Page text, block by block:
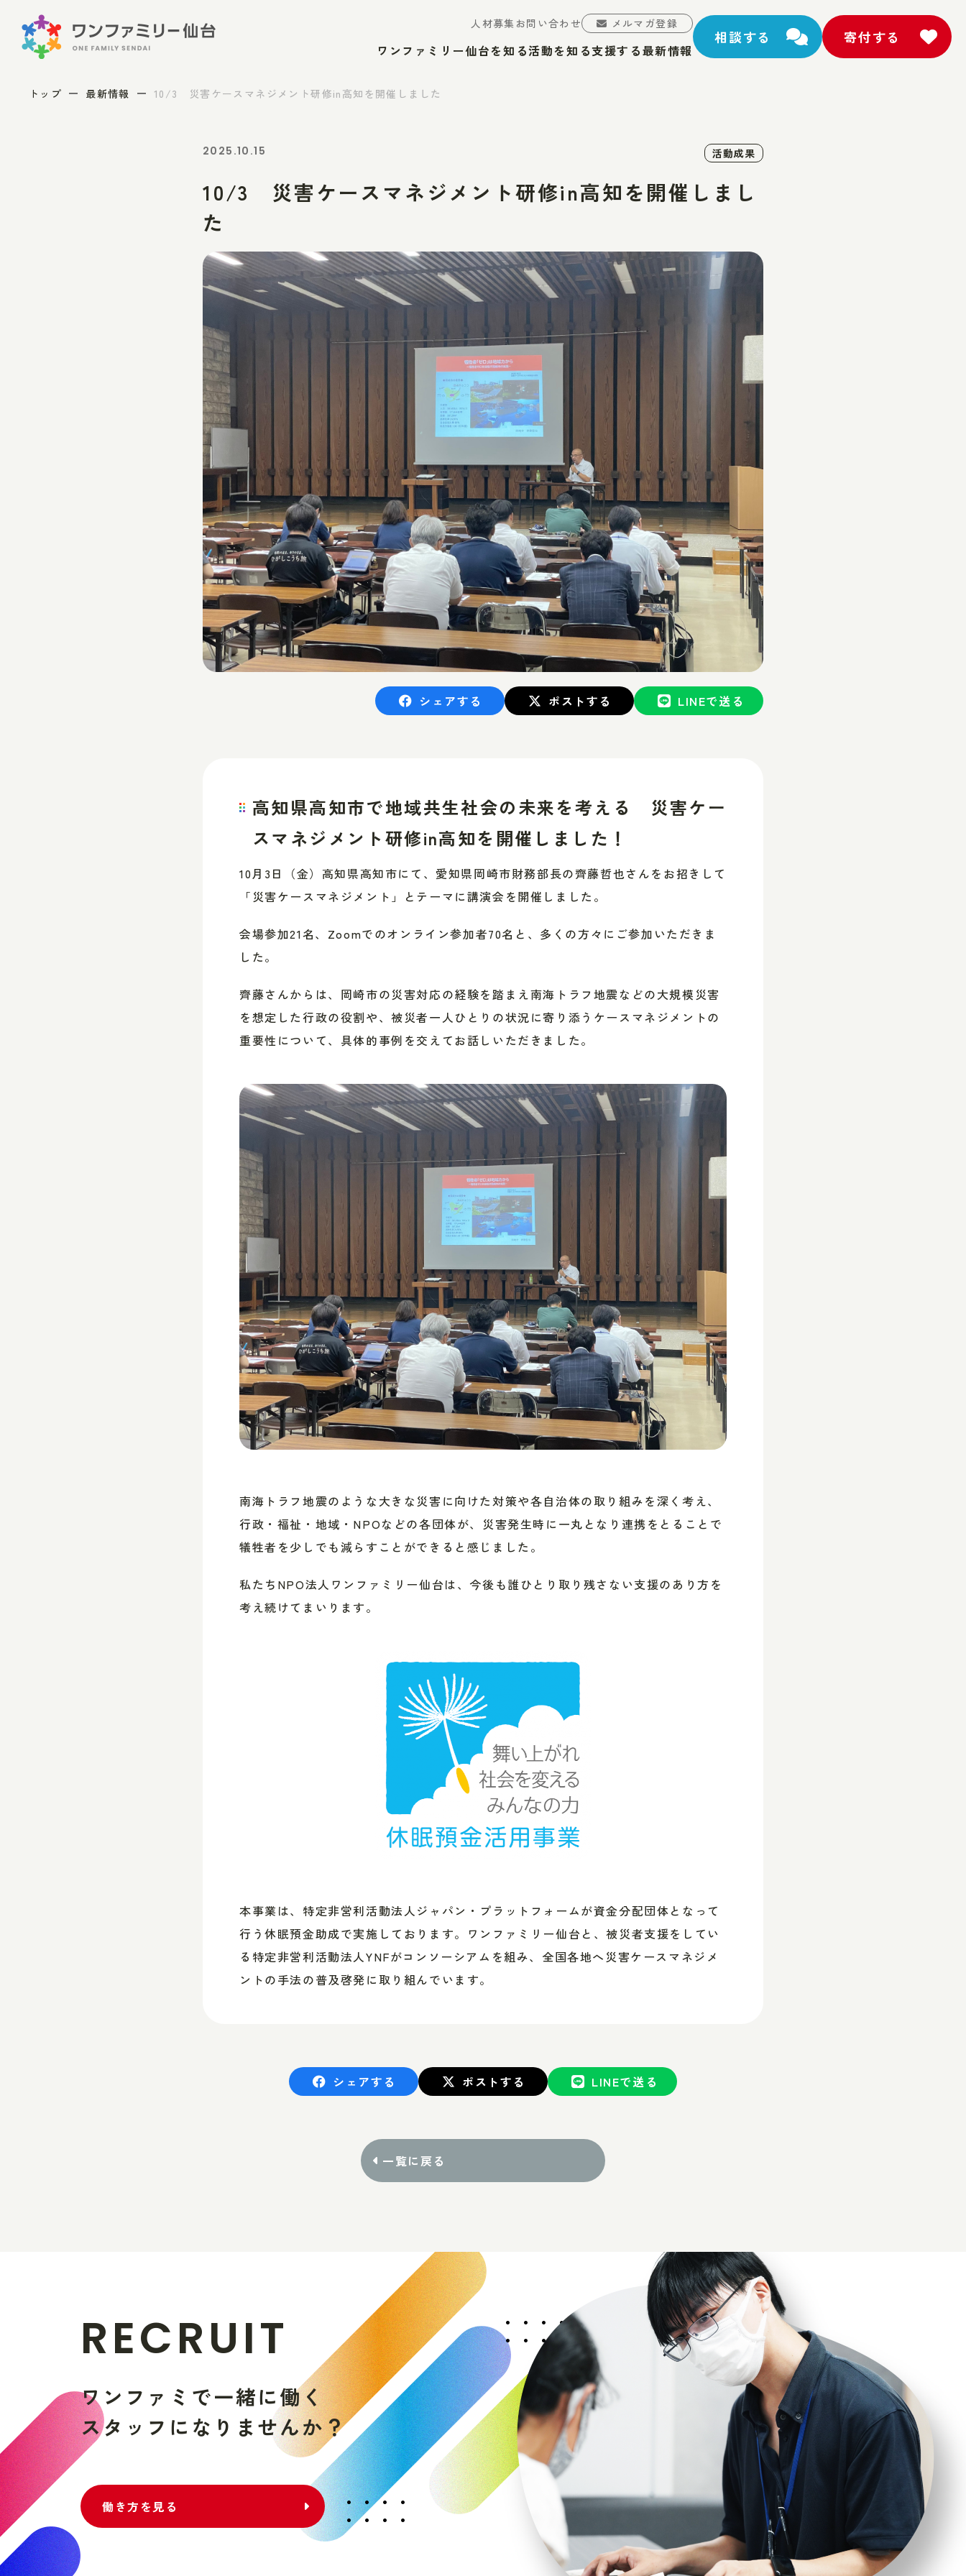
人材募集 お問い合わせ メルマガ登録
ワンファミリー仙台を知る活動を知る支援する最新情報
相談する 寄付する
トップ 最新情報 10/3 災害ケースマネジメント研修in高知を開催しました
2025.10.15 活動成果
10/3 災害ケースマネジメント研修in高知を開催しまし
た
シェアする ポストする LINEで送る
高知県高知市で地域共生社会の未来を考える 災害ケー
スマネジメント研修in高知を開催しました！
10月3日（金）高知県高知市にて、愛知県岡崎市財務部長の齊藤哲也さんをお招きして
「災害ケースマネジメント」とテーマに講演会を開催しました。
会場参加21名、Zoomでのオンライン参加者70名と、多くの方々にご参加いただきま
した。
齊藤さんからは、岡崎市の災害対応の経験を踏まえ南海トラフ地震などの大規模災害
を想定した行政の役割や、被災者一人ひとりの状況に寄り添うケースマネジメントの
重要性について、具体的事例を交えてお話しいただきました。
南海トラフ地震のような大きな災害に向けた対策や各自治体の取り組みを深く考え、
行政・福祉・地域・NPOなどの各団体が、災害発生時に一丸となり連携をとることで
犠牲者を少しでも減らすことができると感じました。
私たちNPO法人ワンファミリー仙台は、今後も誰ひとり取り残さない支援のあり方を
考え続けてまいります。
本事業は、特定非営利活動法人ジャパン・プラットフォームが資金分配団体となって
行う休眠預金助成で実施しております。ワンファミリー仙台と、被災者支援をしてい
る特定非営利活動法人YNFがコンソーシアムを組み、全国各地へ災害ケースマネジメ
ントの手法の普及啓発に取り組んでいます。
シェアする ポストする LINEで送る
一覧に戻る
RECRUIT
ワ ン フ ァ ミ で一緒に働く
スタ ッ フ に な り ませんか？
働き方を見る